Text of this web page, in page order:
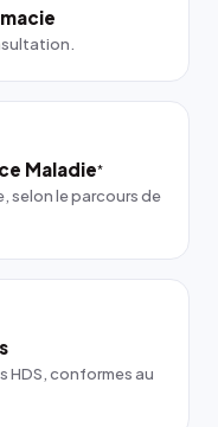
Maladie*
selon le parcours de
HDS, conformes au